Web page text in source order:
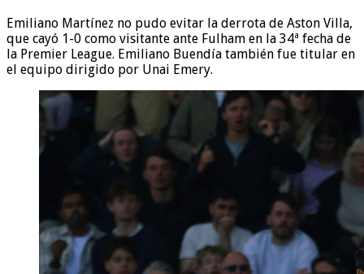
Emiliano Martínez no pudo evitar la derrota de Aston Villa,
que cayó 1-0 como visitante ante Fulham en la 34ª fecha de
la Premier League. Emiliano Buendía también fue titular en
el equipo dirigido por Unai Emery.